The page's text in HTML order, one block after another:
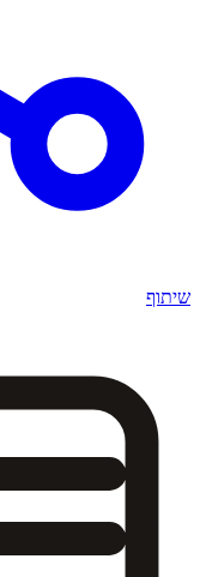
שיתוף